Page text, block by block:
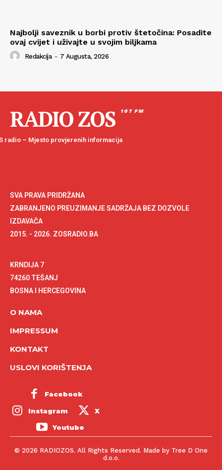
Najbolji saveznik u borbi protiv štetočina: Posadite
ovaj cvijet i uživajte u svojim biljkama
Redakcija - 7 Augusta, 2026
RADIO ZOS 107 FM
radio – Mjesto provjerenih informacija
SVA PRAVA PRIDRŽANA
ZABRANJENO PREUZIMANJE SADRŽAJA BEZ DOZVOLE
IZDAVAČA
2015. - 2026. ZOSRADIO.BA
KRNDIJA 7
74260 TEŠANJ
BOSNA I HERCEGOVINA
O NAMA
IMPRESSUM
KONTAKT
USLOVI KORIŠTENJA
Facebook
Instagram X
Youtube
© 2026 RADIOZOS. All Rights Reserved. Made by Tree D One
d.o.o.